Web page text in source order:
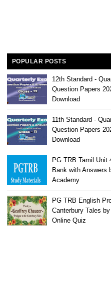
POPULAR POSTS
12th Standard -
Question Papers
Download
11th Standard -
Question Papers
Download
PG TRB Tamil Unit
Bank with Answers
Academy
PG TRB English
Canterbury Tales
Online Quiz